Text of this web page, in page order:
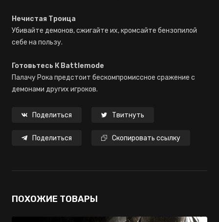
Нечистая Троица
Убивайте демонов, сжигайте их, кромсайте бензопилой
себе на пользу.
Готовьтесь К Battlemode
Палачу Рока предстоит бескомпромиссное сражение с
демонами других игроков.
Поделиться Твитнуть
Поделиться Скопировать ссылку
ПОХОЖИЕ ТОВАРЫ